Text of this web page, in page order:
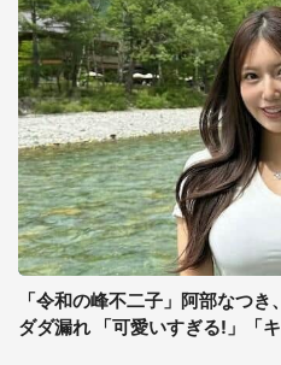
「令和の峰不二子」阿部なつ
ダダ漏れ 「可愛いすぎる!」「